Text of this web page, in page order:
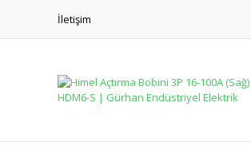
İletişim